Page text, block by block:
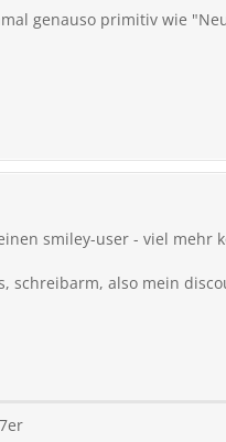
genauso primitiv wie
smiley-user - viel mehr
schreibarm, also mein